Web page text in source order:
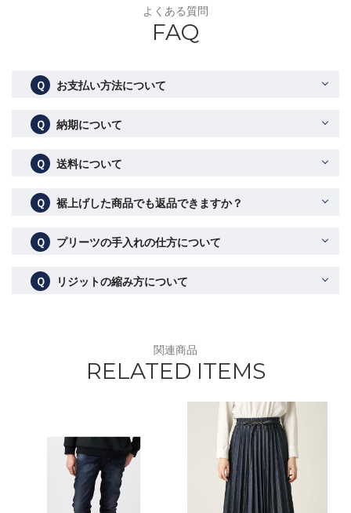
よくある質問
FAQ
Ｑ お支払い方法について
Ｑ 納期について
Ｑ 送料について
Ｑ 裾上げした商品でも返品できますか？
Ｑ プリーツの手入れの仕方について
Ｑ リジットの縮み方について
関連商品
RELATED ITEMS